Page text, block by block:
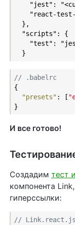
"jest":
"react-
  },
  "scripts": {
"test":
// .babelrc
{
"presets" : [
И все готово!
Создадим тест
компонента
гиперссылки:
// Link.react.js